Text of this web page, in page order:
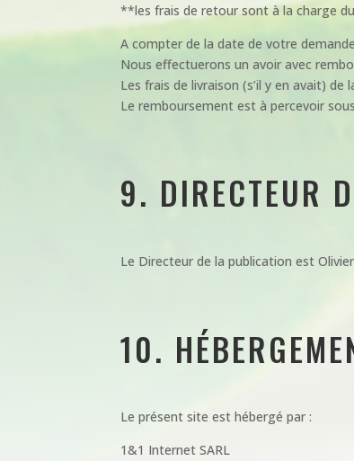
**les frais de retour sont à la charge
A compter de la date de votre
Nous effectuerons un avoir avec
Les frais de livraison (s’il y en avait)
Le remboursement est à percevoir
9. DIRECTEUR
Le Directeur de la publication est
10.
Le présent site est hébergé par :
1&1 Internet SARL